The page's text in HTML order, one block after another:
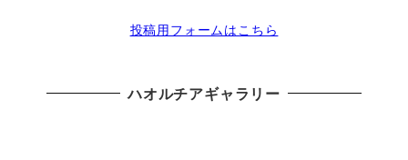
投稿用フォームはこちら
ハオルチアギャラリー